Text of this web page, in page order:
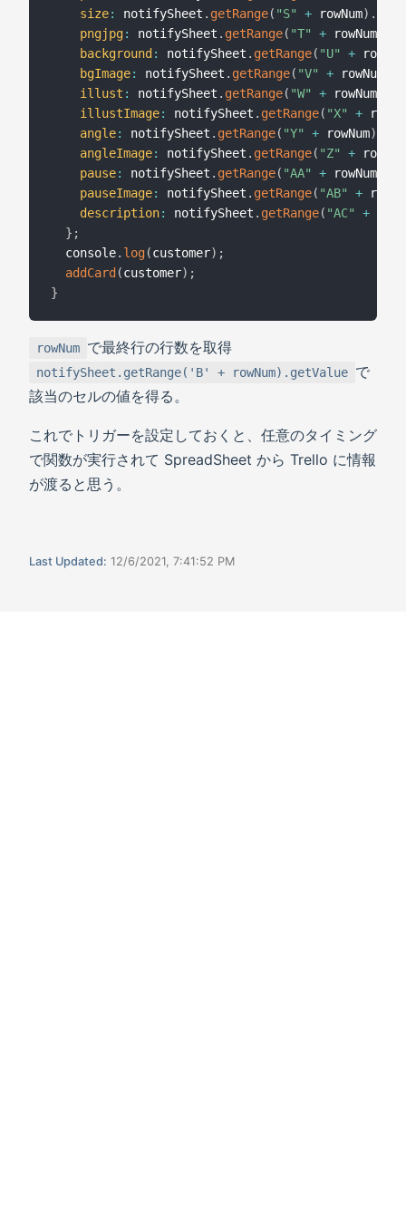
size: notifySheet . getRange( "S" + rowNum) .
pngjpg: notifySheet . getRange( "T" + rowNum
background : notifySheet . getRange( "U" + rowNum
bgImage: notifySheet . getRange( "V" + rowNum
illust : notifySheet . getRange( "W" + rowNum
illustImage: notifySheet . getRange( "X" +
angle: notifySheet . getRange( "Y" + rowNum)
angleImage: notifySheet . getRange( "Z" + rowNum
pause: notifySheet . getRange( "AA" + rowNum
pauseImage: notifySheet . getRange( "AB" +
description: notifySheet . getRange( "AC" +
} ;
  console
. log(customer) ;
addCard (customer) ;
}
rowNum で最終行の行数を取得
notifySheet.getRange('B' + rowNum).getValue で
該当のセルの値を得る。
これでトリガーを設定しておくと、任意のタイミング
で関数が実行されて SpreadSheet から Trello に情報
が渡ると思う。
Last Updated: 12/6/2021, 7:41:52 PM